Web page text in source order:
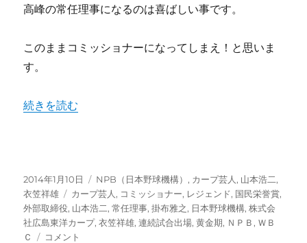
野
英
べ
に
高峰の常任理事になるのは喜ばしい事です。
このままコミッショナーになってしまえ！と思いま
す。
“山本浩二に優しいCarp、衣笠祥雄をきちんと評価する
続きを読む
投
稿
日:
2014年1月10日
カ
テ
ゴ
リ
NPB（日本野球機構） , カープ芸人 , 山本浩二,
衣笠祥雄
タ
グ
カープ芸人 , コミッショナー, レジェンド, 国民栄誉賞,
外部取締役, 山本浩二,常任理事,掛布雅之, 日本野球機構,株式会
社広島東洋カープ,衣笠祥雄,連続試合出場,黄金期, ＮＰＢ , ＷＢ
Ｃ
山
コメント